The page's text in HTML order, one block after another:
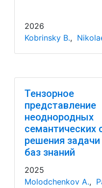
2026
Kobrinsky B.,
Тензорное
представление
неоднородных
семантических
решения задачи
баз знаний
2025
Molodchenkov A.,